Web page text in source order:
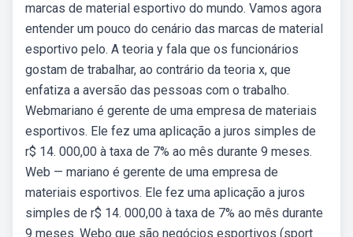
marcas de material esportivo do mundo. Vamos agora
entender um pouco do cenário das marcas de material
esportivo pelo. A teoria y fala que os funcionários
gostam de trabalhar, ao contrário da teoria x, que
enfatiza a aversão das pessoas com o trabalho.
Webmariano é gerente de uma empresa de materiais
esportivos. Ele fez uma aplicação a juros simples de
r$ 14. 000,00 à taxa de 7% ao mês durante 9 meses.
Web — mariano é gerente de uma empresa de
materiais esportivos. Ele fez uma aplicação a juros
simples de r$ 14. 000,00 à taxa de 7% ao mês durante
9 meses. Webo que são negócios esportivos (sport